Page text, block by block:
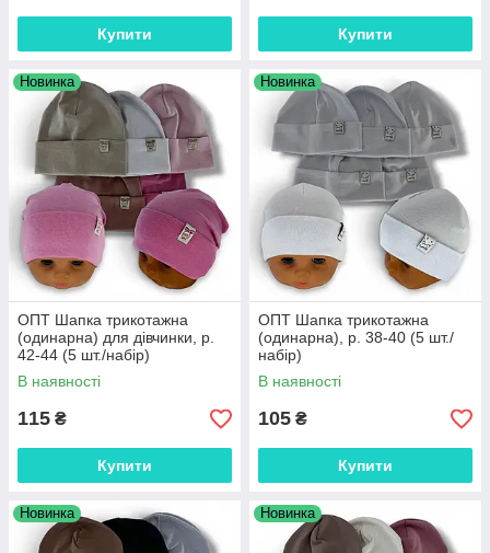
Купити Купити
Новинка
ОПТ Шапка трикотажна
(одинарна) для дівчинки, р.
42-44 (5 шт./набір)
В наявності
115 ₴
Купити
Новинка
ОПТ Шапка трикотажна
(одинарна), р. 38-40 (5 шт./
набір)
В наявності
105 ₴
Купити
Новинка Новинка